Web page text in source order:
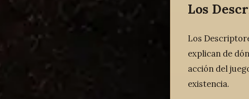
Los
Los
explican de
acción del
existencia.